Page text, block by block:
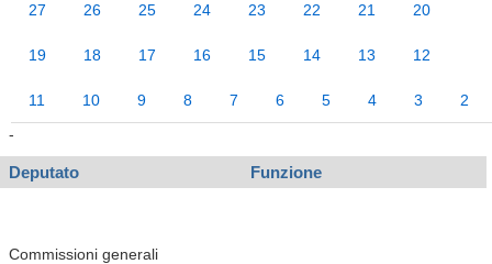
27 26 25 24 23 22 21 20
19 18 17 16 15 14 13 12
11 10 9 8 7 6 5 4 3
2
-
Deputato Funzione
Commissioni generali